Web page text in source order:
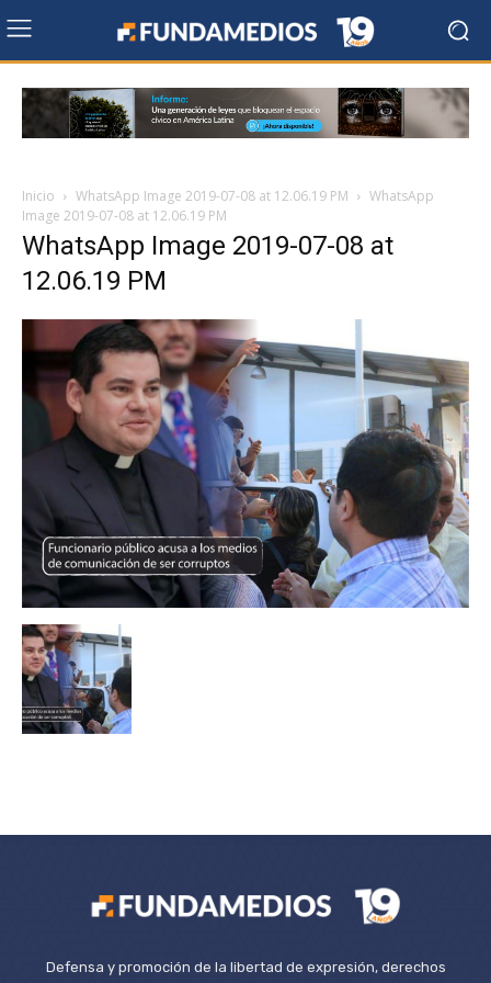
Inicio WhatsApp Image 2019-07-08 at 12.06.19 PM
WhatsApp
Image 2019-07-08 at 12.06.19 PM
WhatsApp Image 2019-07-08 at
12.06.19 PM
Defensa y promoción de la libertad de expresión, derechos